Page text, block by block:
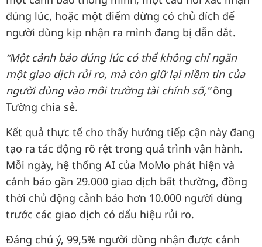
đúng lúc, hoặc một điểm dừng có chủ đích để
người dùng kịp nhận ra mình đang bị dẫn dắt.
“Một cảnh báo đúng lúc có thể không chỉ ngăn
một giao dịch rủi ro, mà còn giữ lại niềm tin của
người dùng vào môi trường tài chính số,”ông
Tường chia sẻ.
Kết quả thực tế cho thấy hướng tiếp cận này đang
tạo ra tác động rõ rệt trong quá trình vận hành.
Mỗi ngày, hệ thống AI của MoMo phát hiện và
cảnh báo gần 29.000 giao dịch bất thường, đồng
thời chủ động cảnh báo hơn 10.000 người dùng
trước các giao dịch có dấu hiệu rủi ro.
Đáng chú ý, 99,5% người dùng nhận được cảnh